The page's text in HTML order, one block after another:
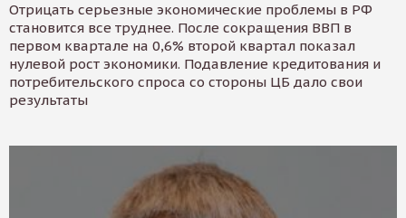
Отрицать серьезные экономические проблемы в РФ
становится все труднее. После сокращения ВВП в
первом квартале на 0,6% второй квартал показал
нулевой рост экономики. Подавление кредитования и
потребительского спроса со стороны ЦБ дало свои
результаты